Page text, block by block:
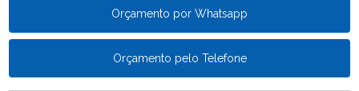
Orçamento por Whatsapp
Orçamento pelo Telefone